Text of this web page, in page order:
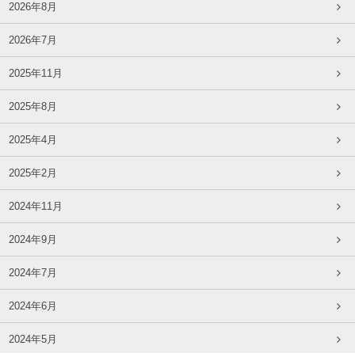
2026年8月
2026年7月
2025年11月
2025年8月
2025年4月
2025年2月
2024年11月
2024年9月
2024年7月
2024年6月
2024年5月